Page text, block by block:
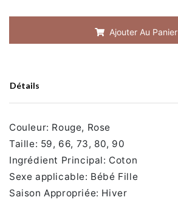
Ajouter Au Panier
Détails
Couleur: Rouge, Rose
Taille: 59, 66, 73, 80, 90
Ingrédient Principal: Coton
Sexe applicable: Bébé Fille
Saison Appropriée: Hiver